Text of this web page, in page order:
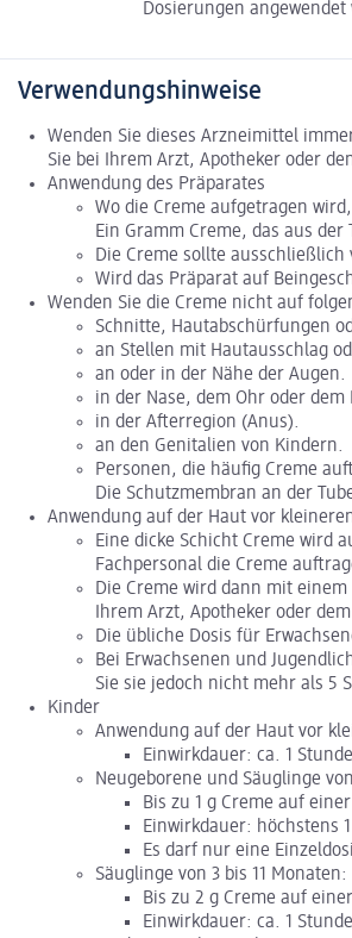
Dosierungen angewendet
Verwendungshinweise
Wenden Sie dieses Arzneimittel
Sie bei Ihrem Arzt, Apotheker oder
Anwendung des Präparates
Wo die Creme aufgetragen
Ein Gramm Creme, das aus
Die Creme sollte
Wird das Präparat auf
Wenden Sie die Creme nicht auf
Schnitte, Hautabschürfungen
an Stellen mit Hautausschlag
an oder in der Nähe der Augen.
in der Nase, dem Ohr oder dem
in der Afterregion (Anus).
an den Genitalien von Kindern.
Personen, die häufig Creme
Die Schutzmembran an der
Anwendung auf der Haut vor
Eine dicke Schicht Creme wird
Fachpersonal die Creme
Die Creme wird dann mit
Ihrem Arzt, Apotheker oder
Die übliche Dosis für
Bei Erwachsenen und
Sie sie jedoch nicht mehr als 5
Kinder
Anwendung auf der Haut vor
Einwirkdauer: ca. 1
Neugeborene und Säuglinge
Bis zu 1 g Creme auf
Einwirkdauer: höchstens
Es darf nur eine
Säuglinge von 3 bis 11 Monaten:
Bis zu 2 g Creme auf
Einwirkdauer: ca. 1